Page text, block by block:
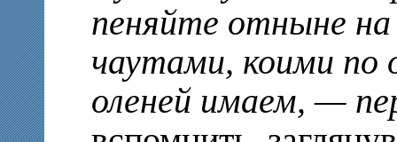
пеняйте отныне на
чаутами, коими по
оленей имаем, —